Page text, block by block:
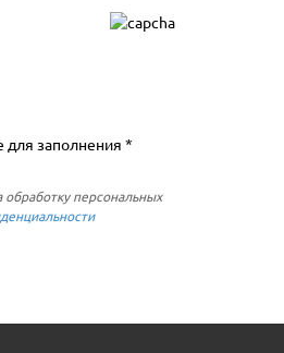
для заполнения *
обработку персональных